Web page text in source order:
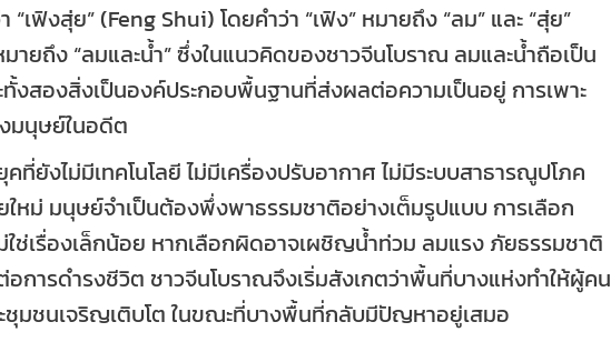
“เฟิงสุ่ย” (Feng Shui) โดยคำว่า “เฟิง” หมายถึง “ลม” และ “สุ่ย”
ายถึง “ลมและน้ำ” ซึ่งในแนวคิดของชาวจีนโบราณ ลมและน้ำถือเป็น
งสองสิ่งเป็นองค์ประกอบพื้นฐานที่ส่งผลต่อความเป็นอยู่ การเพาะ
มนุษย์ในอดีต
ยังไม่มีเทคโนโลยี ไม่มีเครื่องปรับอากาศ ไม่มีระบบสาธารณูปโภค
ใหม่ มนุษย์จำเป็นต้องพึ่งพาธรรมชาติอย่างเต็มรูปแบบ การเลือก
ใช่เรื่องเล็กน้อย หากเลือกผิดอาจเผชิญน้ำท่วม ลมแรง ภัยธรรมชาติ
การดำรงชีวิต ชาวจีนโบราณจึงเริ่มสังเกตว่าพื้นที่บางแห่งทำให้ผู้คน
มชนเจริญเติบโต ในขณะที่บางพื้นที่กลับมีปัญหาอยู่เสมอ